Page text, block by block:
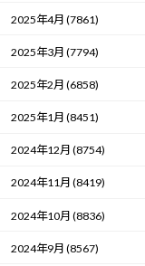
2025年4月 (7861)
2025年3月 (7794)
2025年2月 (6858)
2025年1月 (8451)
2024年12月 (8754)
2024年11月 (8419)
2024年10月 (8836)
2024年9月 (8567)